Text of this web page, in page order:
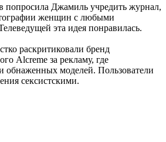
попросила Джамиль учредить журнал,
женщин с любыми
эта идея понравилась.
раскритиковали бренд
Alcreme за рекламу, где
обнаженных моделей. Пользователи
сексистскими.